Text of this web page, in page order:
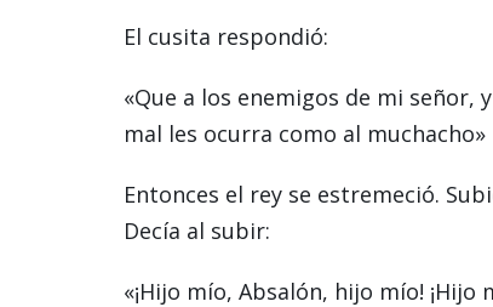
El cusita respondió:
«Que a los enemigos de mi
mal les ocurra como al muchacho»
Entonces el rey se estremeció.
Decía al subir:
«¡Hijo mío, Absalón, hijo mío!